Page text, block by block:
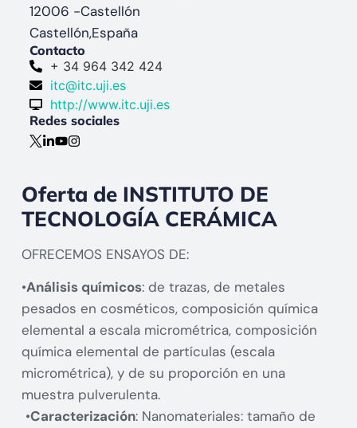
12006 -Castellón
Castellón,España
Contacto
+ 34 964 342 424
itc@itc.uji.es
http://www.itc.uji.es
Redes sociales
Oferta de INSTITUTO DE
TECNOLOGÍA CERÁMICA
OFRECEMOS ENSAYOS DE:
•Análisis químicos: de trazas, de metales
pesados en cosméticos, composición química
elemental a escala micrométrica, composición
química elemental de partículas (escala
micrométrica), y de su proporción en una
muestra pulverulenta.
•Caracterización: Nanomateriales: tamaño de